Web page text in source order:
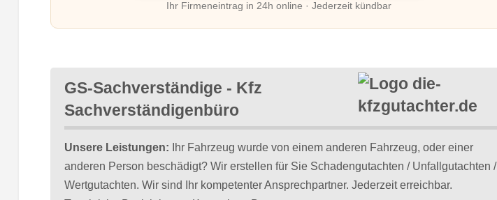
Ihr Firmeneintrag in 24h online · Jederzeit kündbar
GS-Sachverständige - Kfz
Sachverständigenbüro
Unsere Leistungen: Ihr Fahrzeug wurde von einem anderen Fahrzeug, oder einer
anderen Person beschädigt? Wir erstellen für Sie Schadengutachten / Unfallgutachten /
Wertgutachten. Wir sind Ihr kompetenter Ansprechpartner. Jederzeit erreichbar.